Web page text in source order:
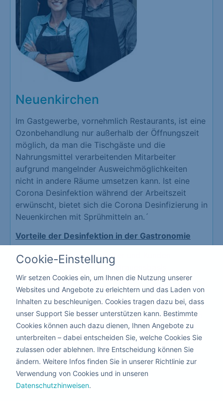
Neuenkirchen
Im Gastgewerbe, vornehmlich Restaurants, ist eine
Ozonbehandlung nur außerhalb der Öffnungszeit
möglich, da man die Tischgäste und die
Nahrungsmittel verarbeitenden Mitarbeiter
aufgrund mangelnder Ausweichmöglichkeiten
nicht in andere Räume umsetzen kann. Ist eine
Corona Desinfektion während der Arbeitszeit
erwünscht, bietet sich die Corona Desinfizierung in
Neuenkirchen mit Sprühmitteln an.´
Vorteile der Desinfektion in der Gastronomie
Schutz Ihrer Mitarbeiter und Kunden
Erzeugt eine hohe Vertrauensbasis
Schützt vor der Schließung Ihrer
Gastronomie
Da hier niemand die Räumlichkeiten verlassen
muss, kann die Corona Desinfektion mit giftfreien
flüssigen Mitteln nebenbei ausgeführt werden.
Kita & Schule
Cookie-Einstellung
Wir setzen Cookies ein, um Ihnen die Nutzung unserer
Websites und Angebote zu erleichtern und das Laden von
Inhalten zu beschleunigen. Cookies tragen dazu bei, dass
unser Support Sie besser unterstützen kann. Bestimmte
Cookies können auch dazu dienen, Ihnen Angebote zu
unterbreiten – dabei entscheiden Sie, welche Cookies Sie
zulassen oder ablehnen. Ihre Entscheidung können Sie
ändern. Weitere Infos finden Sie in unserer Richtlinie zur
Verwendung von Cookies und in unseren
Datenschutzhinweisen.